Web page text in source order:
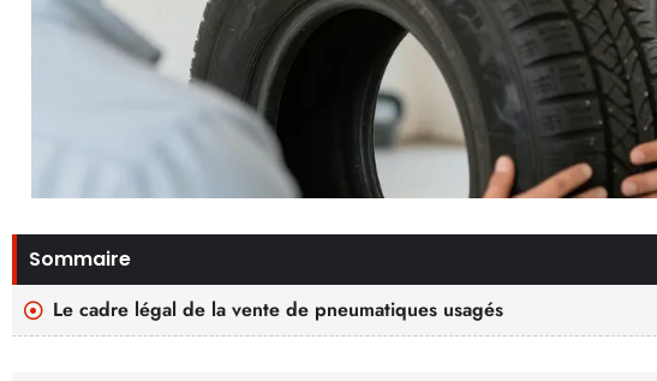
Sommaire
Le cadre légal de la vente de pneumatiques usagés